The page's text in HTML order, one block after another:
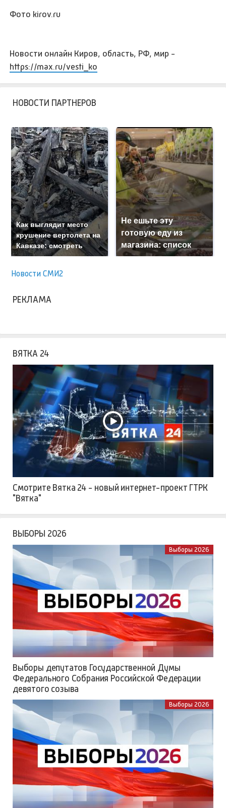
Фото kirov.ru
Новости онлайн Киров, область, РФ, мир -
https://max.ru/vesti_ko
НОВОСТИ ПАРТНЕРОВ
Как выглядит место
крушение вертолета на
Кавказе: смотреть
Не ешьте эту
готовую еду из
магазина: список
Новости СМИ2
РЕКЛАМА
ВЯТКА 24
Смотрите Вятка 24 - новый интернет-проект ГТРК
"Вятка"
ВЫБОРЫ 2026
Выборы 2026
Выборы депутатов Государственной Думы
Федерального Собрания Российской Федерации
девятого созыва
Выборы 2026